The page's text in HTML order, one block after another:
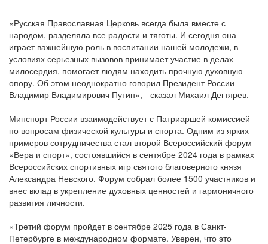
«Русская Православная Церковь всегда была вместе с
народом, разделяла все радости и тяготы. И сегодня она
играет важнейшую роль в воспитании нашей молодежи, в
условиях серьезных вызовов принимает участие в делах
милосердия, помогает людям находить прочную духовную
опору. Об этом неоднократно говорил Президент России
Владимир Владимирович Путин», - сказал Михаил Дегтярев.
Минспорт России взаимодействует с Патриаршей комиссией
по вопросам физической культуры и спорта. Одним из ярких
примеров сотрудничества стал второй Всероссийский форум
«Вера и спорт», состоявшийся в сентябре 2024 года в рамках
Всероссийских спортивных игр святого благоверного князя
Александра Невского. Форум собрал более 1500 участников и
внес вклад в укрепление духовных ценностей и гармоничного
развития личности.
«Третий форум пройдет в сентябре 2025 года в Санкт-
Петербурге в международном формате. Уверен, что это